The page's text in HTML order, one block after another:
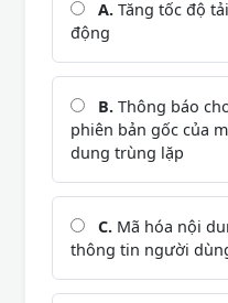
A. Tăng tốc độ
động
B. Thông báo
phiên bản gốc của
dung trùng lặp
C. Mã hóa nội
thông tin người